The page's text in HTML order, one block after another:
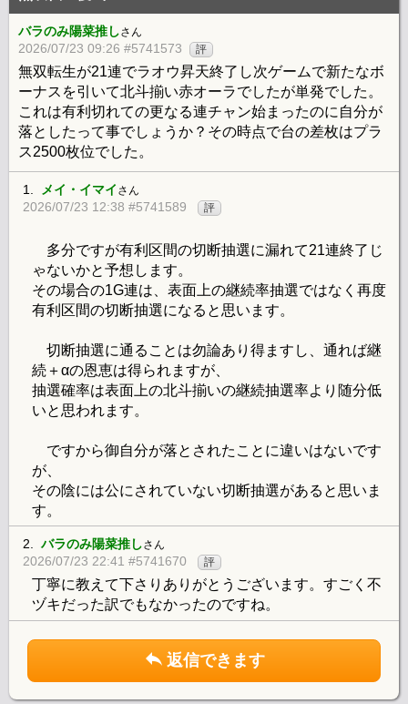
バラのみ陽菜推しさん
2026/07/23 09:26 #5741573 評
無双転生が21連でラオウ昇天終了し次ゲームで新たなボ
ーナスを引いて北斗揃い赤オーラでしたが単発でした。
これは有利切れての更なる連チャン始まったのに自分が
落としたって事でしょうか？その時点で台の差枚はプラ
ス2500枚位でした。
1. メイ・イマイ さん
2026/07/23 12:38 #5741589 評
多分ですが有利区間の切断抽選に漏れて21連終了じ
ゃないかと予想します。
その場合の1G連は、表面上の継続率抽選ではなく再度
有利区間の切断抽選になると思います。
切断抽選に通ることは勿論あり得ますし、通れば継
続＋αの恩恵は得られますが、
抽選確率は表面上の北斗揃いの継続抽選率より随分低
いと思われます。
ですから御自分が落とされたことに違いはないです
が、
その陰には公にされていない切断抽選があると思いま
す。
2. バラのみ陽菜推しさん
2026/07/23 22:41 #5741670 評
丁寧に教えて下さりありがとうございます。すごく不
ヅキだった訳でもなかったのですね。
返信できます